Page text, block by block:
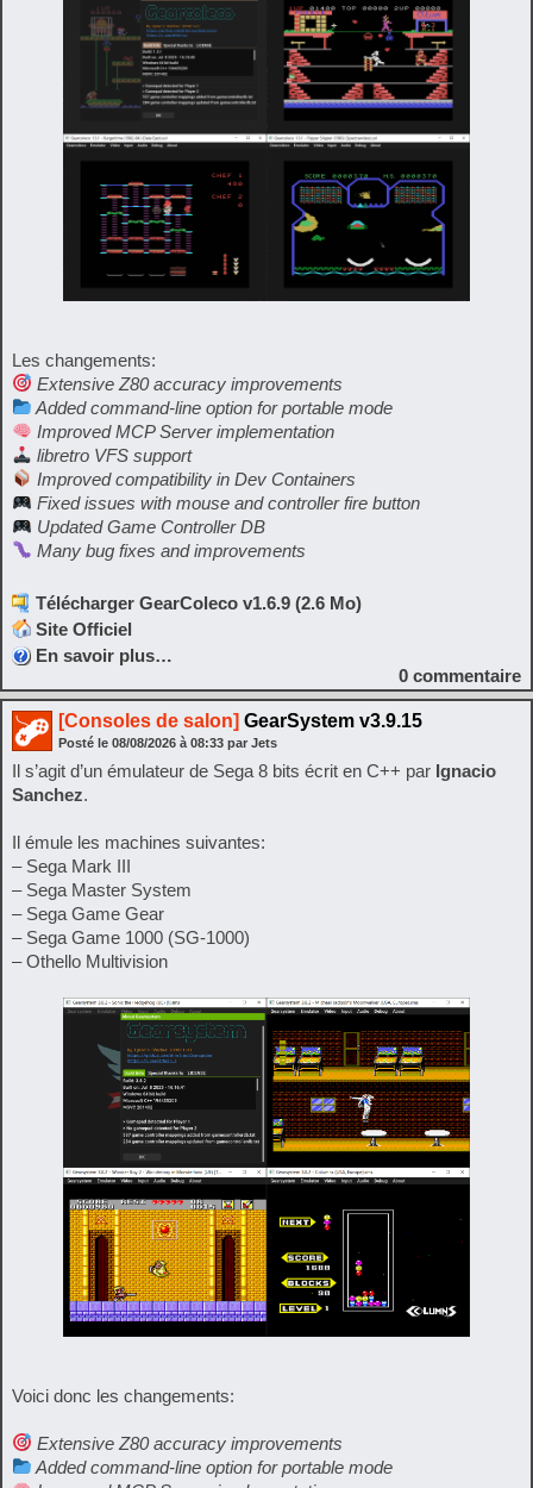
Les changements:
Extensive Z80 accuracy improvements
Added command-line option for portable mode
Improved MCP Server implementation
libretro VFS support
Improved compatibility in Dev Containers
Fixed issues with mouse and controller fire button
Updated Game Controller DB
Many bug fixes and improvements
Télécharger GearColeco v1.6.9 (2.6 Mo)
Site Officiel
En savoir plus…
0 commentaire
[Consoles de salon] GearSystem v3.9.15
Posté le 08/08/2026 à 08:33 par Jets
Il s’agit d’un émulateur de Sega 8 bits écrit en C++ par Ignacio
Sanchez.
Il émule les machines suivantes:
– Sega Mark III
– Sega Master System
– Sega Game Gear
– Sega Game 1000 (SG-1000)
– Othello Multivision
Voici donc les changements:
Extensive Z80 accuracy improvements
Added command-line option for portable mode